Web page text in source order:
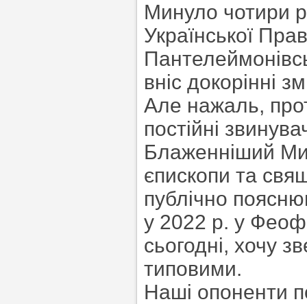
Минуло чотири
Української
вніс докорінні
Але нажаль,
постійні
Блаженніший
єпископи та
публічно
у 2022 р. у
сьогодні, хочу
типовими.
Наші опоненти